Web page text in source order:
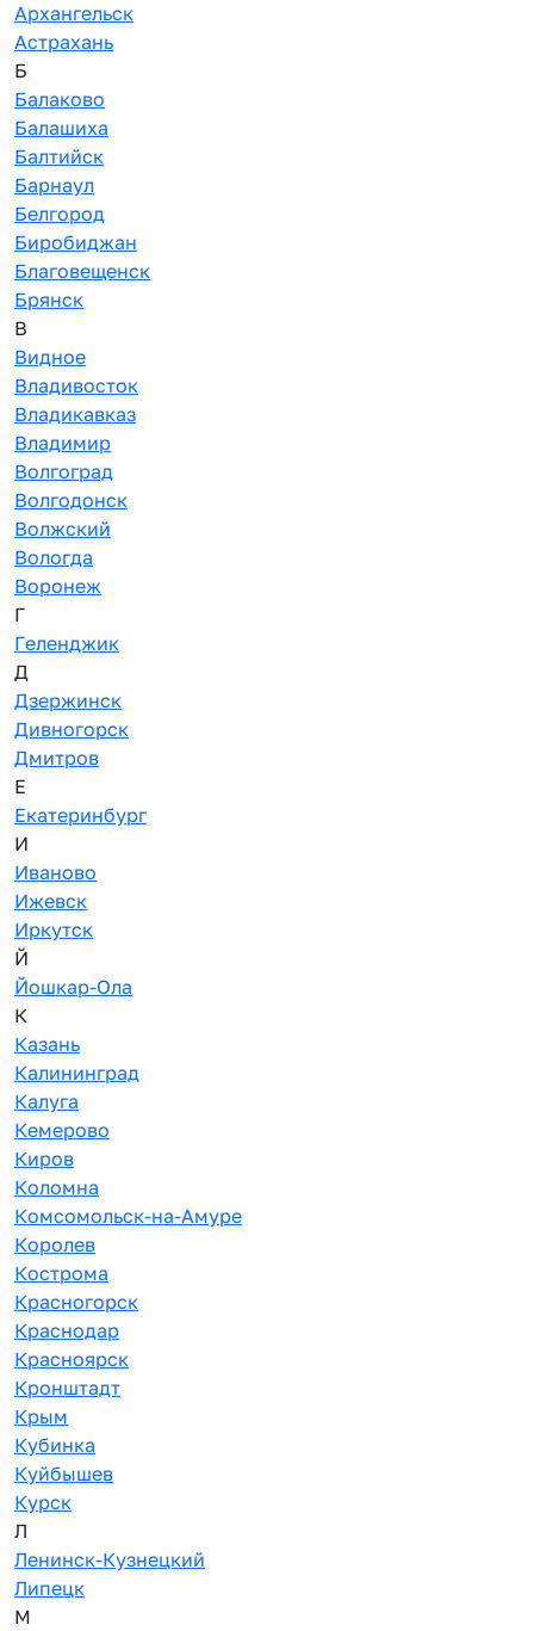
Архангельск
Астрахань
Б
Балаково
Балашиха
Балтийск
Барнаул
Белгород
Биробиджан
Благовещенск
Брянск
В
Видное
Владивосток
Владикавказ
Владимир
Волгоград
Волгодонск
Волжский
Вологда
Воронеж
Г
Геленджик
Д
Дзержинск
Дивногорск
Дмитров
Е
Екатеринбург
И
Иваново
Ижевск
Иркутск
Й
Йошкар-Ола
К
Казань
Калининград
Калуга
Кемерово
Киров
Коломна
Комсомольск-на-Амуре
Королев
Кострома
Красногорск
Краснодар
Красноярск
Кронштадт
Крым
Кубинка
Куйбышев
Курск
Л
Ленинск-Кузнецкий
Липецк
М